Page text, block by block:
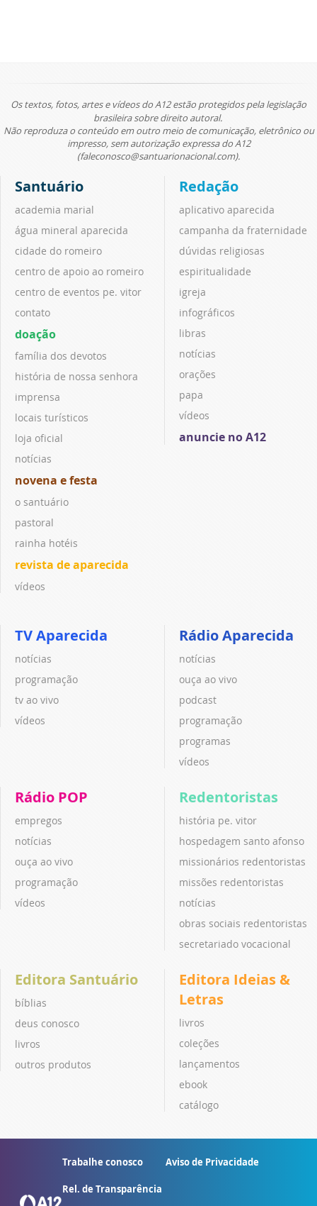
Os textos, fotos, artes e vídeos do A12 estão protegidos pela legislação
brasileira sobre direito autoral.
Não reproduza o conteúdo em outro meio de comunicação, eletrônico ou
impresso, sem autorização expressa do A12
(faleconosco@santuarionacional.com).
Santuário
academia marial
água mineral aparecida
cidade do romeiro
centro de apoio ao romeiro
centro de eventos pe. vitor
contato
doação
família dos devotos
história de nossa senhora
imprensa
locais turísticos
loja oficial
notícias
novena e festa
o santuário
pastoral
rainha hotéis
revista de aparecida
vídeos
Redação
aplicativo aparecida
campanha da fraternidade
dúvidas religiosas
espiritualidade
igreja
infográficos
libras
notícias
orações
papa
vídeos
anuncie no A12
TV Aparecida
notícias
programação
tv ao vivo
vídeos
Rádio Aparecida
notícias
ouça ao vivo
podcast
programação
programas
vídeos
Rádio POP
empregos
notícias
ouça ao vivo
programação
vídeos
Redentoristas
história pe. vitor
hospedagem santo afonso
missionários redentoristas
missões redentoristas
notícias
obras sociais redentoristas
secretariado vocacional
Editora Santuário
bíblias
deus conosco
livros
outros produtos
Editora Ideias &
Letras
livros
coleções
lançamentos
ebook
catálogo
Trabalhe conosco Aviso de Privacidade
Rel. de Transparência